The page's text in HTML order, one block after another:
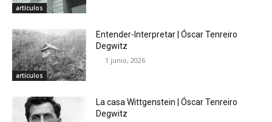
artículos
artículos
Entender-Interpretar | Óscar Tenreiro
Degwitz
1 junio, 2026
La casa Wittgenstein | Óscar Tenreiro
Degwitz